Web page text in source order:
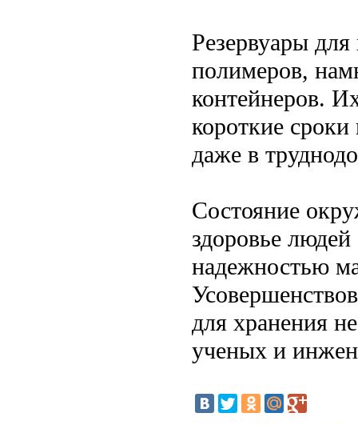
Резервуары
полимеров,
контейнеров.
короткие
даже в
Состояние
здоровье
надежностью
для хранения
ученых и